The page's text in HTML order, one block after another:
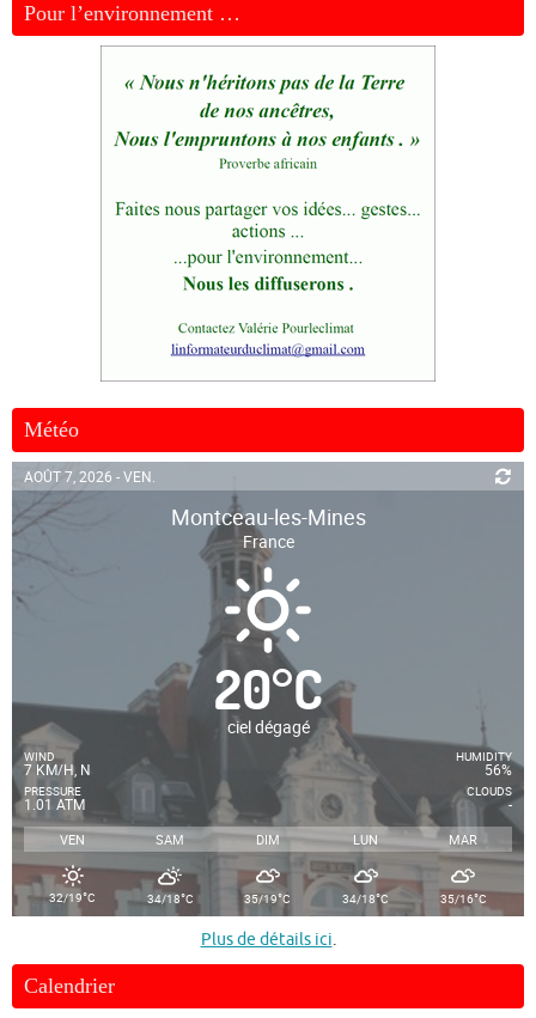
Pour l’environnement …
Météo
AOÛT 7, 2026 - VEN.
Montceau-les-Mines
France
20°C
ciel dégagé
WIND
7 KM/H, N
PRESSURE
1.01 ATM
HUMIDITY
56%
CLOUDS
-
VEN SAM DIM LUN MAR
32/19°C 34/18°C 35/19°C 34/18°C 35/16°C
Plus de détails ici.
Calendrier